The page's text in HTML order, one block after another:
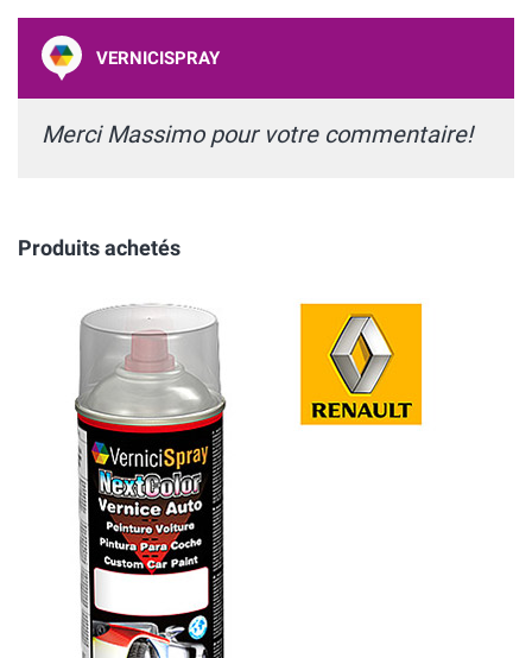
VERNICISPRAY
Merci Massimo pour votre commentaire!
Produits achetés